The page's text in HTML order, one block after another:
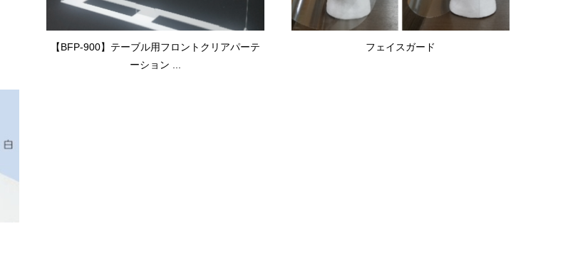
【BFP-900】テーブル用フロントクリアパーテ
ーション ...
フェイスガード